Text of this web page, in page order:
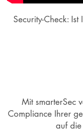
Security-Check:
Mit smarterSec
Compliance Ihrer
auf